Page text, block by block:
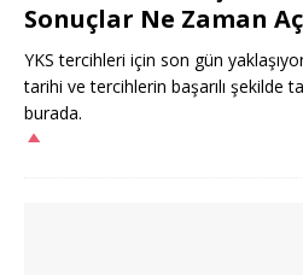
Sonuçlar Ne Zaman
YKS tercihleri için son gün
tarihi ve tercihlerin başarılı şekilde
burada.